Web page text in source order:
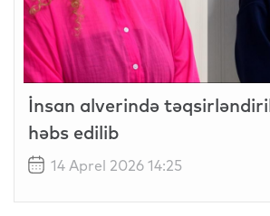
İnsan alverində
həbs edilib
14 Aprel 2026 14:25